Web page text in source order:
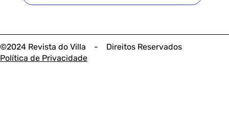
©2024 Revista do Villa - Direitos Reservados
Política de Privacidade